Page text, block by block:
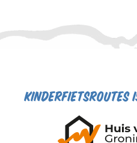
kinderfietsroutes